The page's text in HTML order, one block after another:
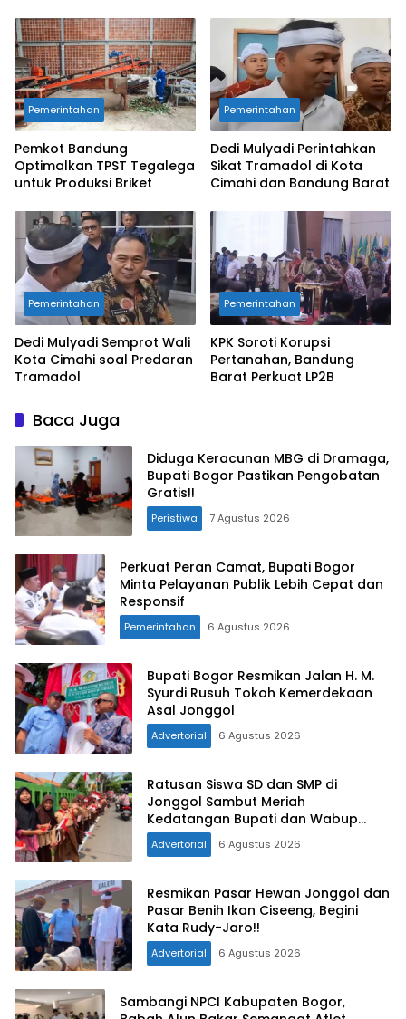
Pemerintahan
Pemkot Bandung
Optimalkan TPST Tegalega
untuk Produksi Briket
Pemerintahan
Dedi Mulyadi Perintahkan
Sikat Tramadol di Kota
Cimahi dan Bandung Barat
Pemerintahan
Dedi Mulyadi Semprot Wali
Kota Cimahi soal Predaran
Tramadol
Pemerintahan
KPK Soroti Korupsi
Pertanahan, Bandung
Barat Perkuat LP2B
Baca Juga
Diduga Keracunan MBG di Dramaga,
Bupati Bogor Pastikan Pengobatan
Gratis!!
Peristiwa 7 Agustus 2026
Perkuat Peran Camat, Bupati Bogor
Minta Pelayanan Publik Lebih Cepat dan
Responsif
Pemerintahan 6 Agustus 2026
Bupati Bogor Resmikan Jalan H. M.
Syurdi Rusuh Tokoh Kemerdekaan
Asal Jonggol
Advertorial 6 Agustus 2026
Ratusan Siswa SD dan SMP di
Jonggol Sambut Meriah
Kedatangan Bupati dan Wabup
Bogor
Advertorial 6 Agustus 2026
Resmikan Pasar Hewan Jonggol dan
Pasar Benih Ikan Ciseeng, Begini
Kata Rudy-Jaro!!
Advertorial 6 Agustus 2026
Sambangi NPCI Kabupaten Bogor,